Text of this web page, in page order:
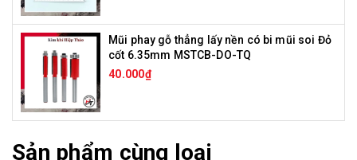
Mũi phay gỗ thẳng lấy nền có bi mũi soi Đỏ
cốt 6.35mm MSTCB-DO-TQ
40.000₫
Sản phẩm cùng loại